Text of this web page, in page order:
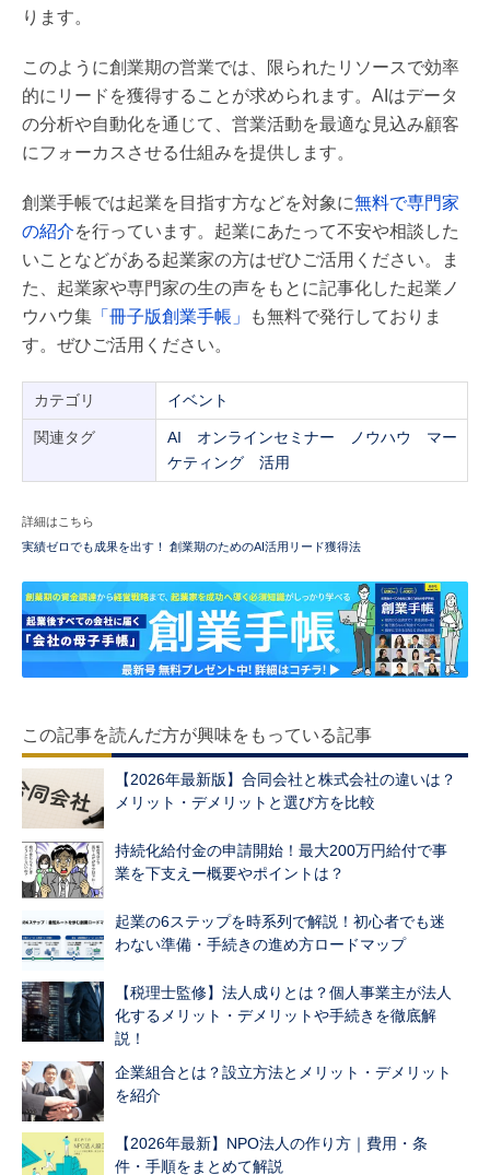
ります。
このように創業期の営業では、限られたリソースで効率
的にリードを獲得することが求められます。AIはデータ
の分析や自動化を通じて、営業活動を最適な見込み顧客
にフォーカスさせる仕組みを提供します。
創業手帳では起業を目指す方などを対象に無料で専門家
の紹介を行っています。起業にあたって不安や相談した
いことなどがある起業家の方はぜひご活用ください。ま
た、起業家や専門家の生の声をもとに記事化した起業ノ
ウハウ集 「冊子版創業手帳」
も無料で発行しておりま
す。ぜひご活用ください。
カテゴリ イベント
関連タグ AI オンラインセミナー ノウハウ
マー
ケティング
活用
詳細はこちら
実績ゼロでも成果を出す！ 創業期のためのAI活用リード獲得法
この記事を読んだ方が興味をもっている記事
【2026年最新版】合同会社と株式会社の違いは？
メリット・デメリットと選び方を比較
持続化給付金の申請開始！最大200万円給付で事
業を下支えー概要やポイントは？
起業の6ステップを時系列で解説！初心者でも迷
わない準備・手続きの進め方ロードマップ
【税理士監修】法人成りとは？個人事業主が法人
化するメリット・デメリットや手続きを徹底解
説！
企業組合とは？設立方法とメリット・デメリット
を紹介
【2026年最新】NPO法人の作り方｜費用・条
件・手順をまとめて解説